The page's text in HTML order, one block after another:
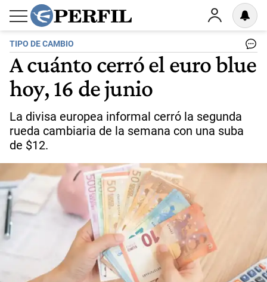
TIPO DE CAMBIO
A cuánto cerró el euro blue
hoy, 16 de junio
La divisa europea informal cerró la segunda
rueda cambiaria de la semana con una suba
de $12.